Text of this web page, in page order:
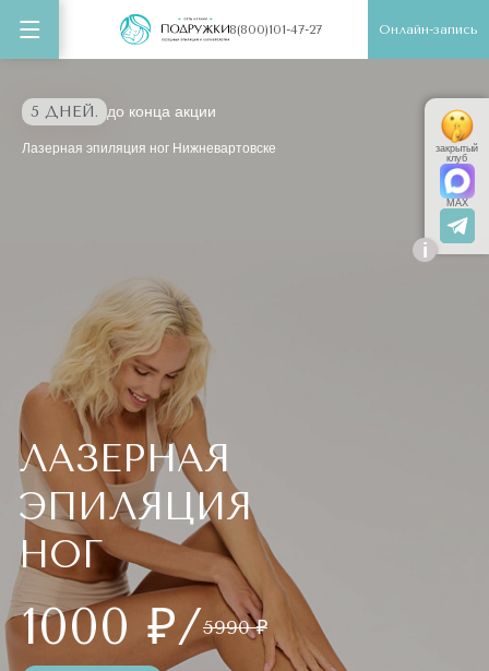
8(800)101-47-27 Онлайн-запись
5 ДНЕЙ. до конца акции
Лазерная эпиляция ног Нижневартовске
ЛАЗЕРНАЯ
ЭПИЛЯЦИЯ
НОГ
1000 ₽/5990 ₽
i
закрытый
клуб
MAX